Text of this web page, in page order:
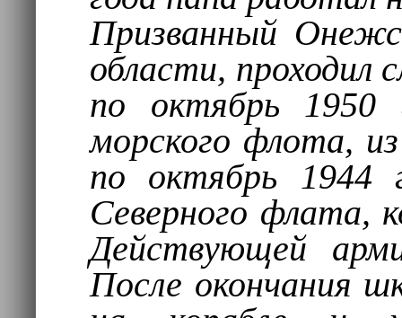
Призванный
области, проходил
по октябрь 1950
морского флота,
по октябрь 1944
Северного флата,
Действующей
После окончания